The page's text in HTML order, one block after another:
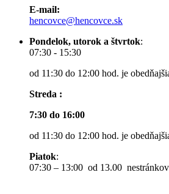
E-mail:
hencovce@hencovce.sk
Pondelok, utorok a štvrtok:
07:30 - 15:30
od 11:30 do 12:00 hod. je
Streda :
7:30 do 16:00
od 11:30 do 12:00 hod. je
Piatok:
07:30 – 13:00 od 13.00